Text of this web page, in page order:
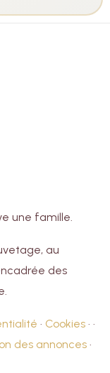
une famille.
au
des
· Cookies · ·
des annonces ·